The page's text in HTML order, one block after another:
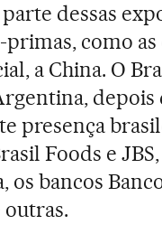
dessas
como
a China. O
depois
presença
Foods e
os bancos